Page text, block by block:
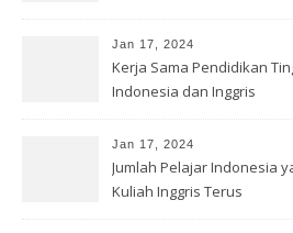
Jan 17, 2024
Kerja Sama Pendidikan
Indonesia dan Inggris
Jan 17, 2024
Jumlah Pelajar Indonesia
Kuliah Inggris Terus